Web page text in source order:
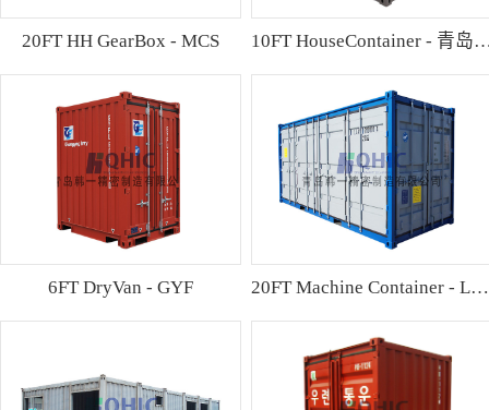
20FT HH GearBox - MCS 10FT
6FT DryVan - GYF 20FT Machine Container - Lamor